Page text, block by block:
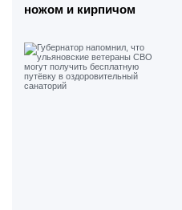
ножом и кирпичом